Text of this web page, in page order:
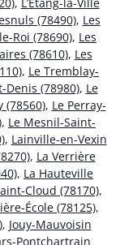
, L’Étang-la-Ville
(78490), Les
Roi (78690), Les
(78610), Les
, Le Tremblay-
Denis (78980), Le
(78560), Le Perray-
, Le Mesnil-Saint-
, Lainville-en-Vexin
, La Verrière
, La Hauteville
Cloud (78170),
École (78125),
, Jouy-Mauvoisin
Pontchartrain